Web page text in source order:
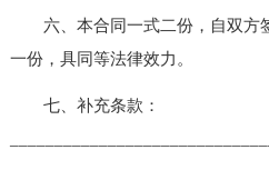
六、本合同一式二份，自双方
一份，具同等法律效力。
七、补充条款：